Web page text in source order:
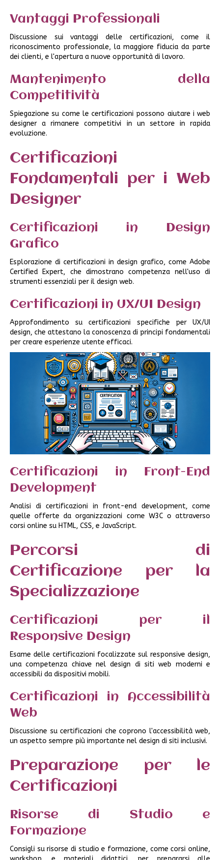
Vantaggi Professionali
Discussione sui vantaggi delle certificazioni, come il
riconoscimento professionale, la maggiore fiducia da parte
dei clienti, e l'apertura a nuove opportunità di lavoro.
Mantenimento della
Competitività
Spiegazione su come le certificazioni possono aiutare i web
designer a rimanere competitivi in un settore in rapida
evoluzione.
Certificazioni
Fondamentali per i Web
Designer
Certificazioni in Design
Grafico
Esplorazione di certificazioni in design grafico, come Adobe
Certified Expert, che dimostrano competenza nell'uso di
strumenti essenziali per il design web.
Certificazioni in UX/UI Design
Approfondimento su certificazioni specifiche per UX/UI
design, che attestano la conoscenza di principi fondamentali
per creare esperienze utente efficaci.
Certificazioni in Front-End
Development
Analisi di certificazioni in front-end development, come
quelle offerte da organizzazioni come W3C o attraverso
corsi online su HTML, CSS, e JavaScript.
Percorsi di
Certificazione per la
Specializzazione
Certificazioni per il
Responsive Design
Esame delle certificazioni focalizzate sul responsive design,
una competenza chiave nel design di siti web moderni e
accessibili da dispositivi mobili.
Certificazioni in Accessibilità
Web
Discussione su certificazioni che coprono l'accessibilità web,
un aspetto sempre più importante nel design di siti inclusivi.
Preparazione per le
Certificazioni
Risorse di Studio e
Formazione
Consigli su risorse di studio e formazione, come corsi online,